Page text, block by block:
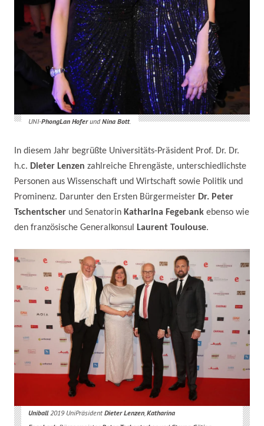
UNI-PhongLan HoferundNina Bott.
In diesem Jahr begrüßte Universitäts-Präsident Prof. Dr. Dr.
h.c. Dieter Lenzen zahlreiche Ehrengäste, unterschiedlichste
Personen aus Wissenschaft und Wirtschaft sowie Politik und
Prominenz. Darunter den Ersten Bürgermeister Dr. Peter
Tschentscher und Senatorin Katharina Fegebank ebenso wie
den französische Generalkonsul
Laurent Toulouse.
Uniball2019 UniPräsident Dieter Lenzen,Katharina